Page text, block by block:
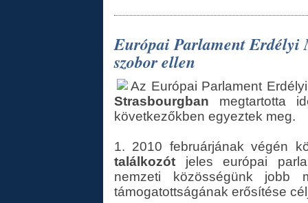
Európai Parlament Erdélyi
szobor ellen
Az Európai Parlament
Strasbourgban megtartotta
következőkben egyeztek meg.
1. 2010 februárjának végén
találkozót jeles európai
nemzeti közösségünk jobb
támogatottságának erősítése